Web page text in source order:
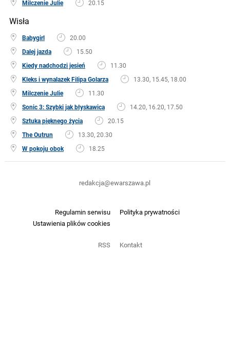
Milczenie Julie
20.15
Wisła
Babygirl
20.00
Dalej jazda
15.50
Kiedy nadchodzi jesień
11.30
Kleks i wynalazek Filipa Golarza
13.30, 15.45, 18.00
Milczenie Julie
11.30
Sonic 3: Szybki jak błyskawica
14.20, 16.20, 17.50
Sztuka pięknego życia
20.15
The Outrun
13.30, 20.30
W pokoju obok
18.25
Regulamin serwisu
Polityka prywatności
Ustawienia plików cookies
RSS Kontakt
redakcja@ewarszawa.pl